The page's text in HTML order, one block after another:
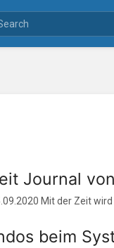
Journal
Mit der Zeit
beim